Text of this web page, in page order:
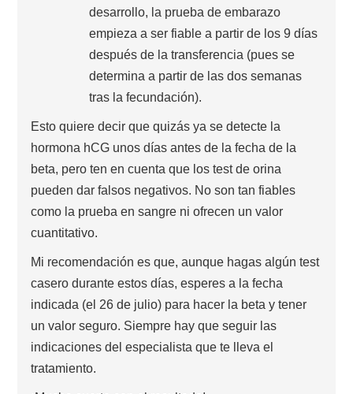
desarrollo, la prueba de embarazo
empieza a ser fiable a partir de los 9 días
después de la transferencia (pues se
determina a partir de las dos semanas
tras la fecundación).
Esto quiere decir que quizás ya se detecte la
hormona hCG unos días antes de la fecha de la
beta, pero ten en cuenta que los test de orina
pueden dar falsos negativos. No son tan fiables
como la prueba en sangre ni ofrecen un valor
cuantitativo.
Mi recomendación es que, aunque hagas algún test
casero durante estos días, esperes a la fecha
indicada (el 26 de julio) para hacer la beta y tener
un valor seguro. Siempre hay que seguir las
indicaciones del especialista que te lleva el
tratamiento.